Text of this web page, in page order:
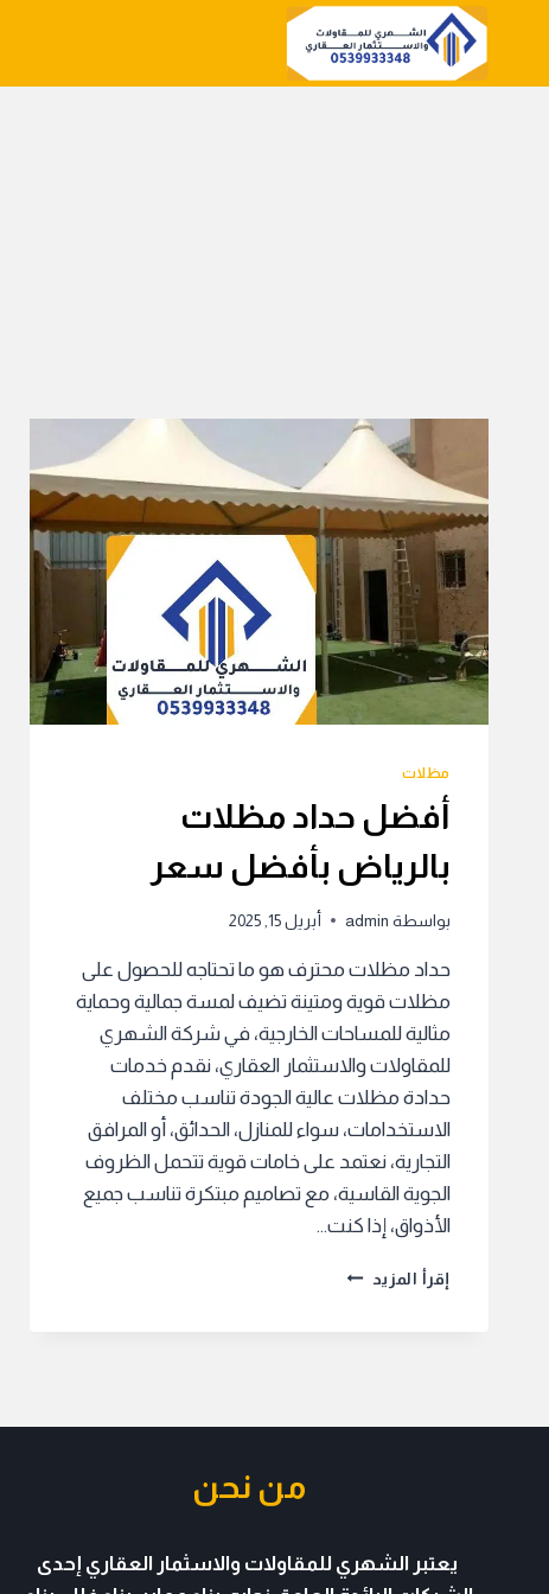
مظلات
أفضل حداد مظلات
بالرياض بأفضل سعر
بواسطة admin أبريل 15, 2025
حداد مظلات محترف هو ما تحتاجه للحصول على
مظلات قوية ومتينة تضيف لمسة جمالية وحماية
مثالية للمساحات الخارجية، في شركة الشهري
للمقاولات والاستثمار العقاري، نقدم خدمات
حدادة مظلات عالية الجودة تناسب مختلف
الاستخدامات، سواء للمنازل، الحدائق، أو المرافق
التجارية، نعتمد على خامات قوية تتحمل الظروف
الجوية القاسية، مع تصاميم مبتكرة تناسب جميع
الأذواق، إذا كنت…
إقرأ المزيد أفضل
من نحن
يعتبر الشهري للمقاولات والاسثمار العقاري إحدى